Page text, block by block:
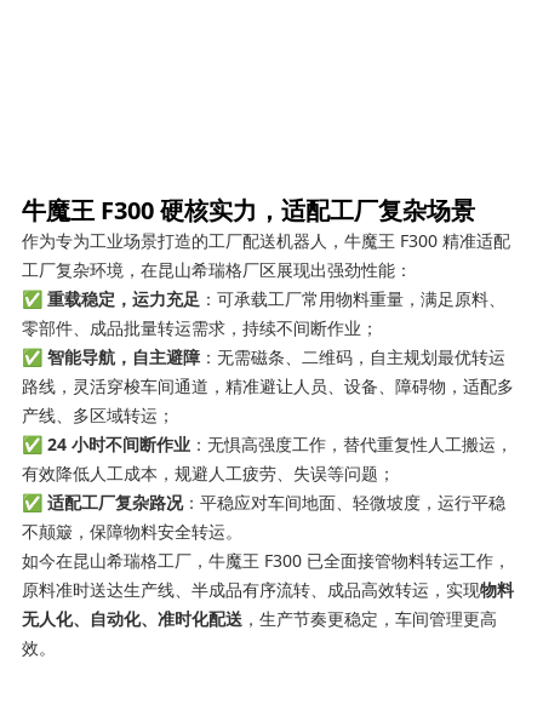
牛魔王 F300 硬核实力，适配工厂复杂场景
作为专为工业场景打造的工厂配送机器人，牛魔王 F300 精准适配
工厂复杂环境，在昆山希瑞格厂区展现出强劲性能：
✅ 重载稳定，运力充足：可承载工厂常用物料重量，满足原料、
零部件、成品批量转运需求，持续不间断作业；
✅ 智能导航，自主避障：无需磁条、二维码，自主规划最优转运
路线，灵活穿梭车间通道，精准避让人员、设备、障碍物，适配多
产线、多区域转运；
✅ 24 小时不间断作业：无惧高强度工作，替代重复性人工搬运，
有效降低人工成本，规避人工疲劳、失误等问题；
✅ 适配工厂复杂路况：平稳应对车间地面、轻微坡度，运行平稳
不颠簸，保障物料安全转运。
如今在昆山希瑞格工厂，牛魔王 F300 已全面接管物料转运工作，
原料准时送达生产线、半成品有序流转、成品高效转运，实现物料
无人化、自动化、准时化配送，生产节奏更稳定，车间管理更高
效。